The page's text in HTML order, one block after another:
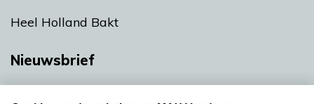
Heel Holland Bakt
Nieuwsbrief
Neem hier een gratis abonnement op onze